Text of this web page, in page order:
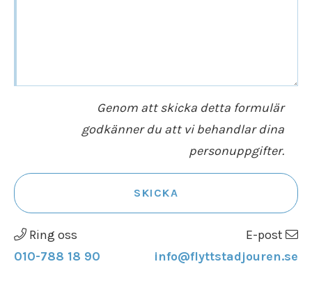
Genom att skicka detta formulär
godkänner du att vi behandlar dina
personuppgifter.
SKICKA
Ring oss
010-788 18 90
E-post
info@flyttstadjouren.se